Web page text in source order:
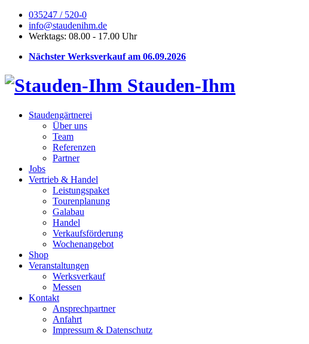
035247 / 520-0
info@staudenihm.de
Werktags: 08.00 - 17.00 Uhr
Nächster Werksverkauf am 06.09.2026
Stauden-Ihm
Staudengärtnerei
Über uns
Team
Referenzen
Partner
Jobs
Vertrieb & Handel
Leistungspaket
Tourenplanung
Galabau
Handel
Verkaufsförderung
Wochenangebot
Shop
Veranstaltungen
Werksverkauf
Messen
Kontakt
Ansprechpartner
Anfahrt
Impressum & Datenschutz